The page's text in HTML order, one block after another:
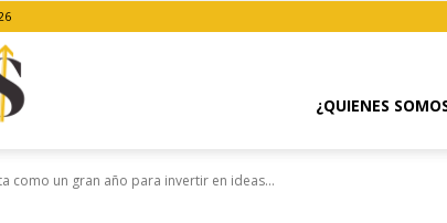
¿QUIENES
como un gran año para invertir en ideas...